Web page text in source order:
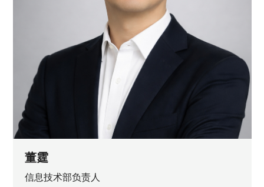
董霆
信息技术部负责人